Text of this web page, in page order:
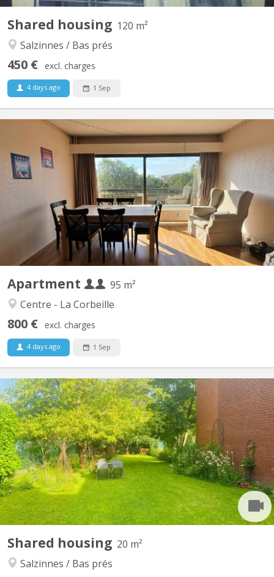
Shared housing 120 m²
Salzinnes / Bas prés
450 € excl. charges
4 days ago 1 Sep
Apartment
95 m²
Centre - La Corbeille
800 € excl. charges
4 days ago 1 Sep
KN 5844
Appartement (PEB B) situé en plein coeur de Namur, en face du
parc Louise-Marie, à deux pas des Facultés de Namur. Outre ces
deux chambres, il développe une superfice de +/-95m². Il compte
également une terrasse. L'immeuble est équipé d'un ascenseur.
Situé au 5ème étage, il offre une...
Shared housing 20 m²
Salzinnes / Bas prés
KN 4177
EXCEPTIONAL 3 bedroom left for rent for September 1st!! This
shared house, freshly renovated in July 2024 for students or
young workers, bright and quiet, has a great garden with 3 large
cherry trees. Located not far from the Saint-Elisabeth hospital,
various higher schools and the center of...